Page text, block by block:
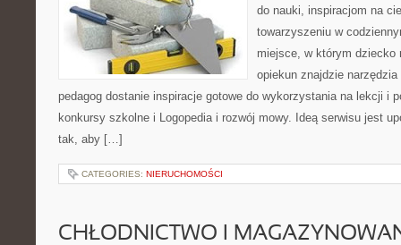
do nauki, inspiracjom na
towarzyszeniu w
miejsce, w którym dziecko
opiekun znajdzie
pedagog dostanie inspiracje gotowe do wykorzystania na lekcji i
konkursy szkolne i Logopedia i rozwój mowy. Ideą serwisu jest
tak, aby […]
CATEGORIES: NIERUCHOMOŚCI
CHŁODNICTWO I